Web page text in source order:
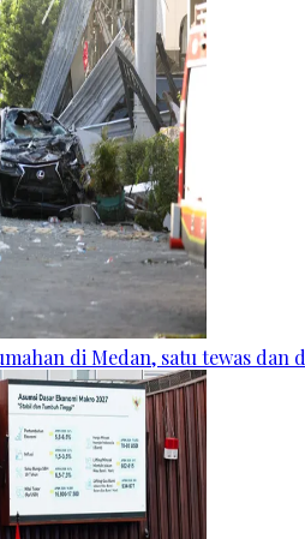
di Medan, satu tewas dan